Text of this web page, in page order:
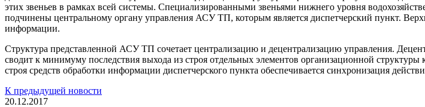
этих звеньев в рамках всей системы. Специализированны­ми звеньями нижнего уровня
подчинены центральному органу управления АСУ ТП, которым является дис­петчерский пункт.
информации.
Структура представленной АСУ ТП соче­тает централизацию и децентрализацию управления.
сводит к минимуму последствия выхода из строя отдельных эле­ментов организационной
строя средств обработки информации дис­петчерского пункта обеспечивается синхро­низация
К предыдущей новости
20.12.2017